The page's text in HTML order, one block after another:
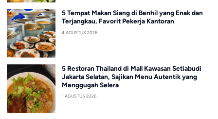
5 Tempat Makan Siang di Benhil yang Enak dan
Terjangkau, Favorit Pekerja Kantoran
4 AGUSTUS 2026
5 Restoran Thailand di Mall Kawasan Setiabudi
Jakarta Selatan, Sajikan Menu Autentik yang
Menggugah Selera
1 AGUSTUS 2026